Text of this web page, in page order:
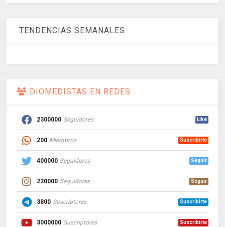
TENDENCIAS SEMANALES
DIOMEDISTAS EN REDES
2300000 Seguidores Like
200 Miembros Suscribirte
400000 Seguidores Seguir
220000 Seguidores Seguir
3800 Suscriptores Suscribirte
3000000 Suscriptores Suscribirte